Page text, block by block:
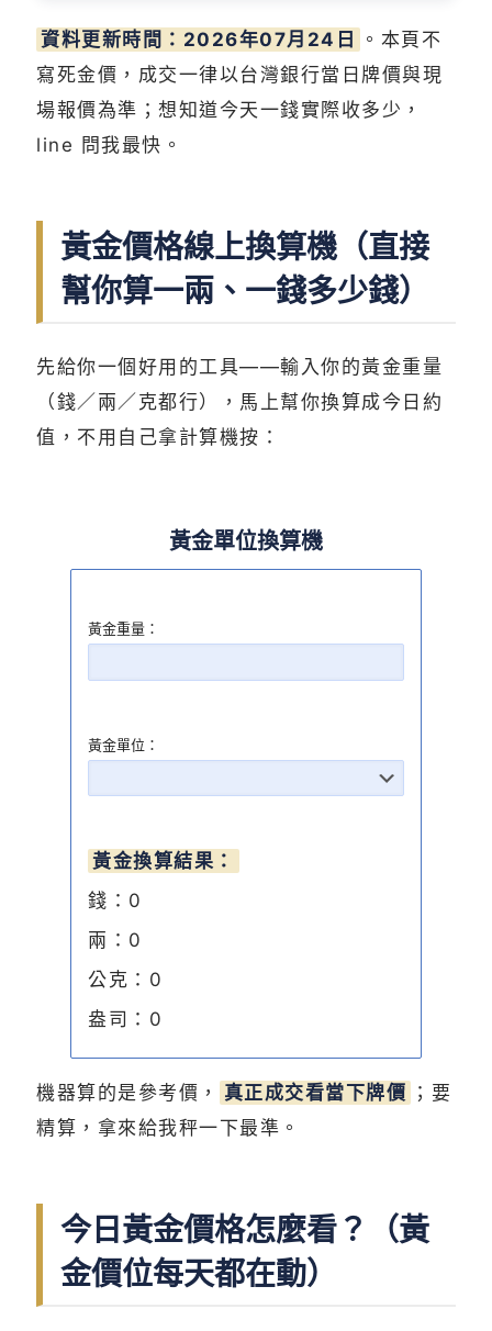
資料更新時間：2026年07月24日
。本頁不
寫死金價，成交一律以台灣銀行當日牌價與現
場報價為準；想知道今天一錢實際收多少，
line 問我最快。
黃金價格線上換算機（直接
幫你算一兩、一錢多少錢）
先給你一個好用的工具——輸入你的黃金重量
（錢／兩／克都行），馬上幫你換算成今日約
值，不用自己拿計算機按：
黃金單位換算機
黃金重量：
黃金單位：
黃金換算結果：
錢： 0
兩： 0
公克： 0
盎司： 0
機器算的是參考價， 真正成交看當下牌價 ；要
精算，拿來給我秤一下最準。
今日黃金價格怎麼看？（黃
金價位每天都在動）